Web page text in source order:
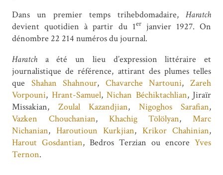
Dans un premier temps trihebdomadaire, Haratch
devient quotidien à partir du 1erjanvier 1927. On
dénombre 22 214 numéros du journal.
Haratcha été un lieu d’expression littéraire et
journalistique de référence, attirant des plumes telles
que Shahan Shahnour, Chavarche Nartouni,Zareh
Vorpouni, Hrant-Samuel, Nichan Béchiktachlian, Jiraïr
Missakian, Zoulal Kazandjian, Nigoghos Sarafian,
Vazken Chouchanian, Khachig Tölölyan, Marc
Nichanian, Haroutioun Kurkjian, Krikor Chahinian,
Harout Gosdantian, Bedros Terzian ou encore Yves
Ternon.